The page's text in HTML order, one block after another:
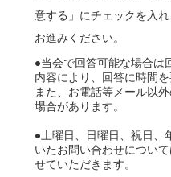
意する」にチェックを入
お進みください。
●当会で回答可能な場合は
内容により、回答に時間
また、お電話等メール以
場合があります。
●土曜日、日曜日、祝日、
いたお問い合わせについ
せていただきます。